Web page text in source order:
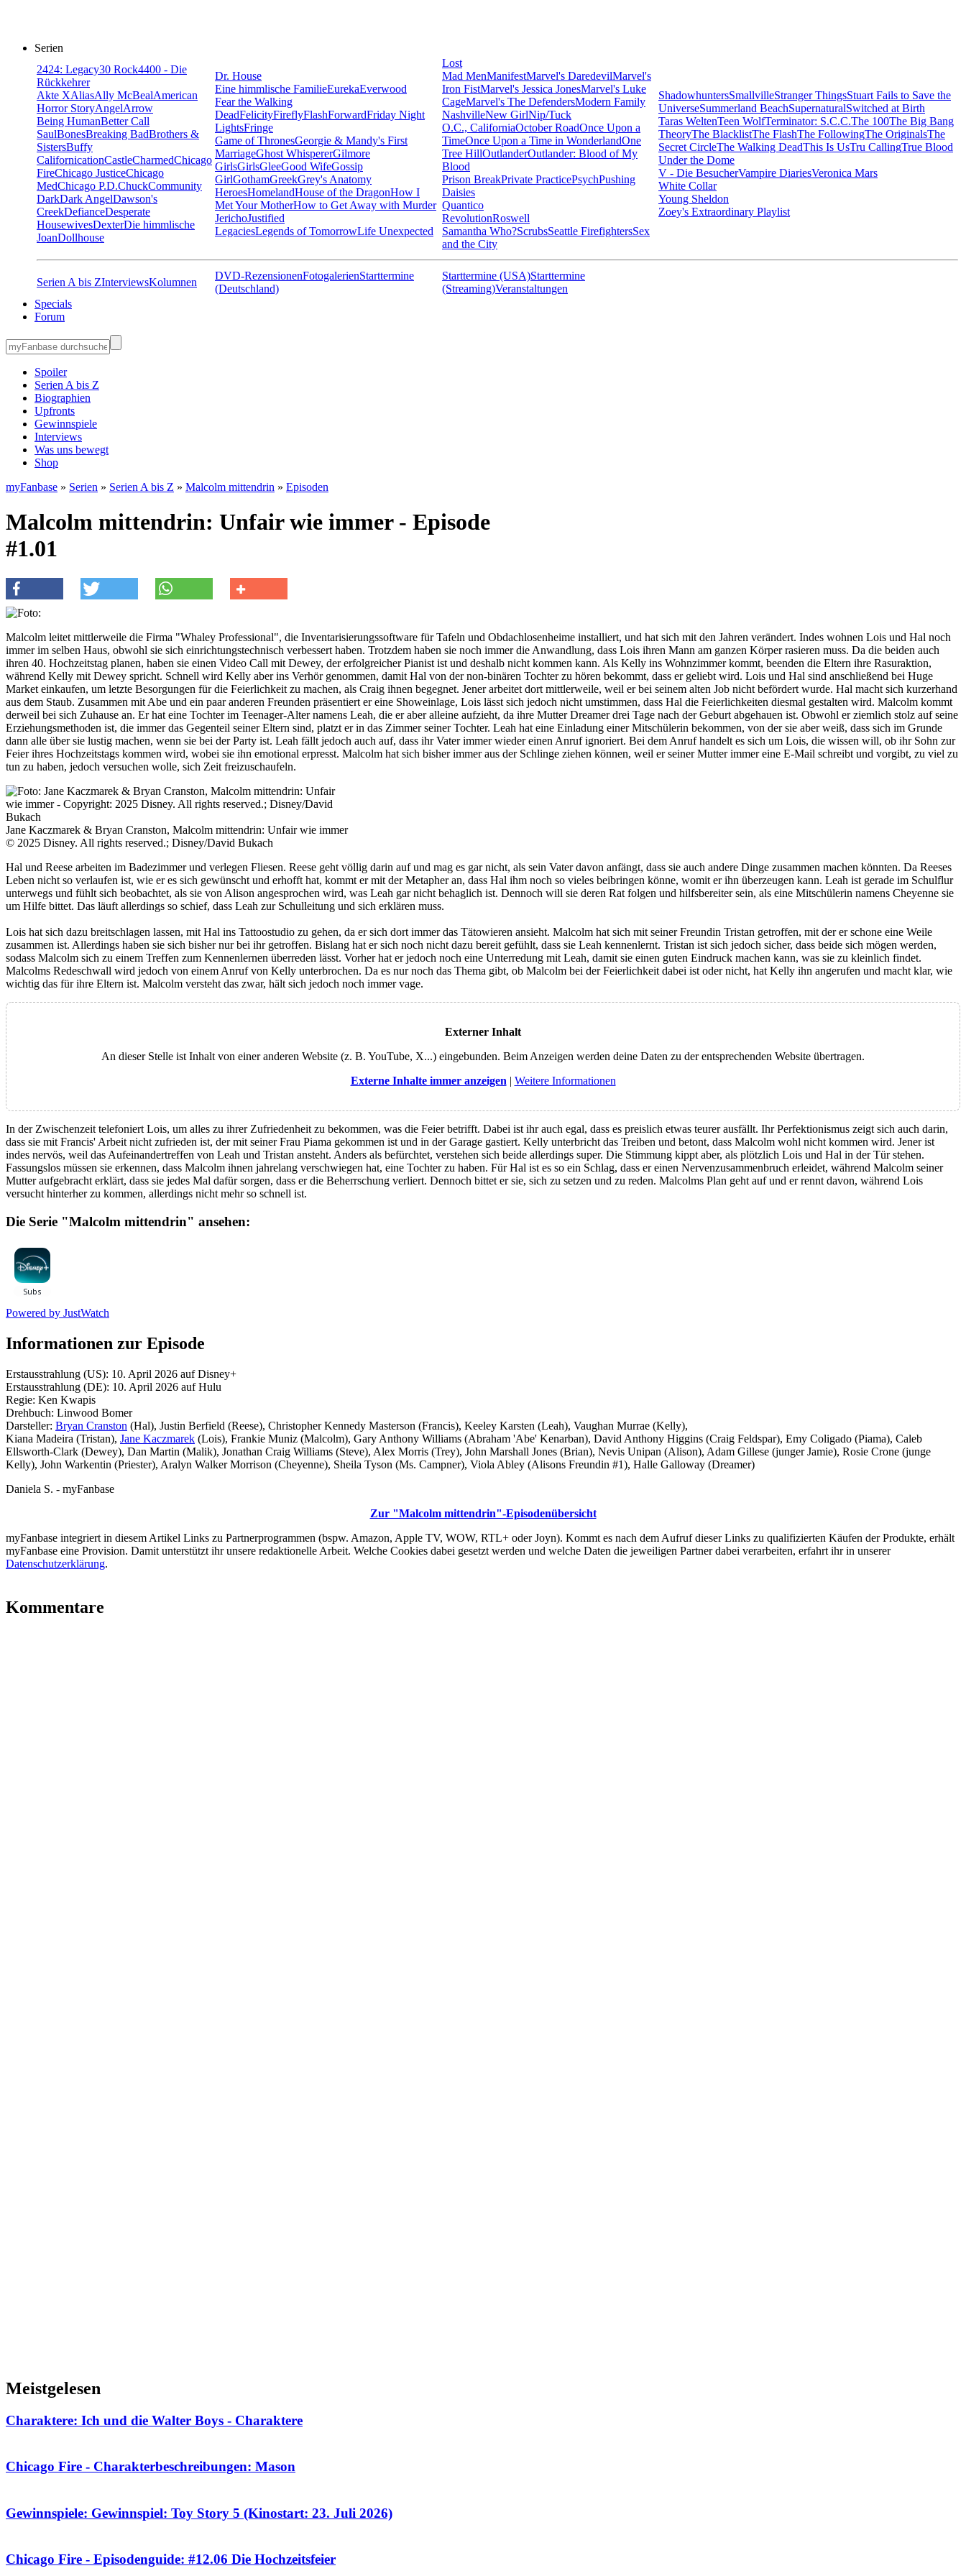
Serien
2424: Legacy30 Rock4400 - Die
Rückkehrer
Akte XAliasAlly McBealAmerican
Horror StoryAngelArrow
Being HumanBetter Call
SaulBonesBreaking BadBrothers &
SistersBuffy
CalifornicationCastleCharmedChicago
FireChicago JusticeChicago
MedChicago P.D.ChuckCommunity
DarkDark AngelDawson's
CreekDefianceDesperate
HousewivesDexterDie himmlische
JoanDollhouse
Dr. House
Eine himmlische FamilieEurekaEverwood
Fear the Walking
DeadFelicityFireflyFlashForwardFriday Night
LightsFringe
Game of ThronesGeorgie & Mandy's First
MarriageGhost WhispererGilmore
GirlsGirlsGleeGood WifeGossip
GirlGothamGreekGrey's Anatomy
HeroesHomelandHouse of the DragonHow I
Met Your MotherHow to Get Away with Murder
JerichoJustified
LegaciesLegends of TomorrowLife Unexpected
Lost
Mad MenManifestMarvel's DaredevilMarvel's
Iron FistMarvel's Jessica JonesMarvel's Luke
CageMarvel's The DefendersModern Family
NashvilleNew GirlNip/Tuck
O.C., CaliforniaOctober RoadOnce Upon a
TimeOnce Upon a Time in WonderlandOne
Tree HillOutlanderOutlander: Blood of My
Blood
Prison BreakPrivate PracticePsychPushing
Daisies
Quantico
RevolutionRoswell
Samantha Who?ScrubsSeattle FirefightersSex
and the City
ShadowhuntersSmallvilleStranger ThingsStuart Fails to Save the
UniverseSummerland BeachSupernaturalSwitched at Birth
Taras WeltenTeen WolfTerminator: S.C.C.The 100The Big Bang
TheoryThe BlacklistThe FlashThe FollowingThe OriginalsThe
Secret CircleThe Walking DeadThis Is UsTru CallingTrue Blood
Under the Dome
V - Die BesucherVampire DiariesVeronica Mars
White Collar
Young Sheldon
Zoey's Extraordinary Playlist
Serien A bis ZInterviewsKolumnen
DVD-RezensionenFotogalerienStarttermine
(Deutschland)
Starttermine (USA)Starttermine
(Streaming)Veranstaltungen
Specials
Forum
Spoiler
Serien A bis Z
Biographien
Upfronts
Gewinnspiele
Interviews
Was uns bewegt
Shop
myFanbase » Serien » Serien A bis Z » Malcolm mittendrin » Episoden
Malcolm mittendrin: Unfair wie immer - Episode
#1.01
Malcolm leitet mittlerweile die Firma "Whaley Professional", die Inventarisierungssoftware für Tafeln und Obdachlosenheime installiert, und hat sich mit den Jahren verändert. Indes wohnen Lois und Hal noch
immer im selben Haus, obwohl sie sich einrichtungstechnisch verbessert haben. Trotzdem haben sie noch immer die Anwandlung, dass Lois ihren Mann am ganzen Körper rasieren muss. Da die beiden auch
ihren 40. Hochzeitstag planen, haben sie einen Video Call mit Dewey, der erfolgreicher Pianist ist und deshalb nicht kommen kann. Als Kelly ins Wohnzimmer kommt, beenden die Eltern ihre Rasuraktion,
während Kelly mit Dewey spricht. Schnell wird Kelly aber ins Verhör genommen, damit Hal von der non-binären Tochter zu hören bekommt, dass er geliebt wird. Lois und Hal sind anschließend bei Huge
Market einkaufen, um letzte Besorgungen für die Feierlichkeit zu machen, als Craig ihnen begegnet. Jener arbeitet dort mittlerweile, weil er bei seinem alten Job nicht befördert wurde. Hal macht sich kurzerhand
aus dem Staub. Zusammen mit Abe und ein paar anderen Freunden präsentiert er eine Showeinlage, Lois lässt sich jedoch nicht umstimmen, dass Hal die Feierlichkeiten diesmal gestalten wird. Malcolm kommt
derweil bei sich Zuhause an. Er hat eine Tochter im Teenager-Alter namens Leah, die er aber alleine aufzieht, da ihre Mutter Dreamer drei Tage nach der Geburt abgehauen ist. Obwohl er ziemlich stolz auf seine
Erziehungsmethoden ist, die immer das Gegenteil seiner Eltern sind, platzt er in das Zimmer seiner Tochter. Leah hat eine Einladung einer Mitschülerin bekommen, von der sie aber weiß, dass sich im Grunde
dann alle über sie lustig machen, wenn sie bei der Party ist. Leah fällt jedoch auch auf, dass ihr Vater immer wieder einen Anruf ignoriert. Bei dem Anruf handelt es sich um Lois, die wissen will, ob ihr Sohn zur
Feier ihres Hochzeitstags kommen wird, wobei sie ihn emotional erpresst. Malcolm hat sich bisher immer aus der Schlinge ziehen können, weil er seiner Mutter immer eine E-Mail schreibt und vorgibt, zu viel zu
tun zu haben, jedoch versuchen wolle, sich Zeit freizuschaufeln.
Jane Kaczmarek & Bryan Cranston, Malcolm mittendrin: Unfair wie immer
© 2025 Disney. All rights reserved.; Disney/David Bukach
Hal und Reese arbeiten im Badezimmer und verlegen Fliesen. Reese geht völlig darin auf und mag es gar nicht, als sein Vater davon anfängt, dass sie auch andere Dinge zusammen machen könnten. Da Reeses
Leben nicht so verlaufen ist, wie er es sich gewünscht und erhofft hat, kommt er mit der Metapher an, dass Hal ihm noch so vieles beibringen könne, womit er ihn überzeugen kann. Leah ist gerade im Schulflur
unterwegs und fühlt sich beobachtet, als sie von Alison angesprochen wird, was Leah gar nicht behaglich ist. Dennoch will sie deren Rat folgen und hilfsbereiter sein, als eine Mitschülerin namens Cheyenne sie
um Hilfe bittet. Das läuft allerdings so schief, dass Leah zur Schulleitung und sich erklären muss.
Lois hat sich dazu breitschlagen lassen, mit Hal ins Tattoostudio zu gehen, da er sich dort immer das Tätowieren ansieht. Malcolm hat sich mit seiner Freundin Tristan getroffen, mit der er schone eine Weile
zusammen ist. Allerdings haben sie sich bisher nur bei ihr getroffen. Bislang hat er sich noch nicht dazu bereit gefühlt, dass sie Leah kennenlernt. Tristan ist sich jedoch sicher, dass beide sich mögen werden,
sodass Malcolm sich zu einem Treffen zum Kennenlernen überreden lässt. Vorher hat er jedoch noch eine Unterredung mit Leah, damit sie einen guten Eindruck machen kann, was sie zu kleinlich findet.
Malcolms Redeschwall wird jedoch von einem Anruf von Kelly unterbrochen. Da es nur noch das Thema gibt, ob Malcolm bei der Feierlichkeit dabei ist oder nicht, hat Kelly ihn angerufen und macht klar, wie
wichtig das für ihre Eltern ist. Malcolm versteht das zwar, hält sich jedoch noch immer vage.
Externer Inhalt
An dieser Stelle ist Inhalt von einer anderen Website (z. B. YouTube, X...) eingebunden. Beim Anzeigen werden deine Daten zu der entsprechenden Website übertragen.
Externe Inhalte immer anzeigen | Weitere Informationen
In der Zwischenzeit telefoniert Lois, um alles zu ihrer Zufriedenheit zu bekommen, was die Feier betrifft. Dabei ist ihr auch egal, dass es preislich etwas teurer ausfällt. Ihr Perfektionismus zeigt sich auch darin,
dass sie mit Francis' Arbeit nicht zufrieden ist, der mit seiner Frau Piama gekommen ist und in der Garage gastiert. Kelly unterbricht das Treiben und betont, dass Malcolm wohl nicht kommen wird. Jener ist
indes nervös, weil das Aufeinandertreffen von Leah und Tristan ansteht. Anders als befürchtet, verstehen sich beide allerdings super. Die Stimmung kippt aber, als plötzlich Lois und Hal in der Tür stehen.
Fassungslos müssen sie erkennen, dass Malcolm ihnen jahrelang verschwiegen hat, eine Tochter zu haben. Für Hal ist es so ein Schlag, dass er einen Nervenzusammenbruch erleidet, während Malcolm seiner
Mutter aufgebracht erklärt, dass sie jedes Mal dafür sorgen, dass er die Beherrschung verliert. Dennoch bittet er sie, sich zu setzen und zu reden. Malcolms Plan geht auf und er rennt davon, während Lois
versucht hinterher zu kommen, allerdings nicht mehr so schnell ist.
Die Serie "Malcolm mittendrin" ansehen:
Powered by JustWatch
Informationen zur Episode
Erstausstrahlung (US): 10. April 2026 auf Disney+
Erstausstrahlung (DE): 10. April 2026 auf Hulu
Regie: Ken Kwapis
Drehbuch: Linwood Bomer
Darsteller: Bryan Cranston (Hal), Justin Berfield (Reese), Christopher Kennedy Masterson (Francis), Keeley Karsten (Leah), Vaughan Murrae (Kelly),
Kiana Madeira (Tristan), Jane Kaczmarek (Lois), Frankie Muniz (Malcolm), Gary Anthony Williams (Abraham 'Abe' Kenarban), David Anthony Higgins (Craig Feldspar), Emy Coligado (Piama), Caleb
Ellsworth-Clark (Dewey), Dan Martin (Malik), Jonathan Craig Williams (Steve), Alex Morris (Trey), John Marshall Jones (Brian), Nevis Unipan (Alison), Adam Gillese (junger Jamie), Rosie Crone (junge
Kelly), John Warkentin (Priester), Aralyn Walker Morrison (Cheyenne), Sheila Tyson (Ms. Campner), Viola Abley (Alisons Freundin #1), Halle Galloway (Dreamer)
Daniela S. - myFanbase
Zur "Malcolm mittendrin"-Episodenübersicht
myFanbase integriert in diesem Artikel Links zu Partnerprogrammen (bspw. Amazon, Apple TV, WOW, RTL+ oder Joyn). Kommt es nach dem Aufruf dieser Links zu qualifizierten Käufen der Produkte, erhält
myFanbase eine Provision. Damit unterstützt ihr unsere redaktionelle Arbeit. Welche Cookies dabei gesetzt werden und welche Daten die jeweiligen Partner dabei verarbeiten, erfahrt ihr in unserer
Datenschutzerklärung.
Kommentare
Meistgelesen
Charaktere: Ich und die Walter Boys - Charaktere
Chicago Fire - Charakterbeschreibungen: Mason
Gewinnspiele: Gewinnspiel: Toy Story 5 (Kinostart: 23. Juli 2026)
Chicago Fire - Episodenguide: #12.06 Die Hochzeitsfeier